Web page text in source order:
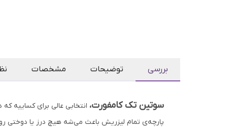
بررسی توضیحات مشخصات
سوتین تک کامفورت، انتخابی عالی برای کساییه که
پارچه‌ی تمام لیزریش باعث می‌شه هیچ درز یا دوختی